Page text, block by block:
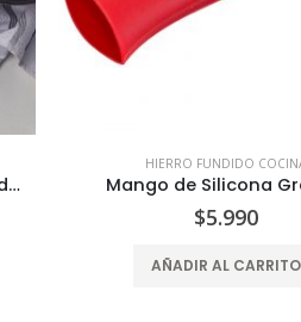
Horno Holandés de Hierro Fundido 5.7 Litros
HIERRO FUNDIDO
Mango de Silicona
$5.990
AÑADIR AL CARRITO